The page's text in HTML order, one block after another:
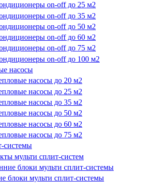
on-off до 25 м2
on-off до 35 м2
on-off до 50 м2
on-off до 60 м2
on-off до 75 м2
on-off до 100 м2
насосы
насосы до 20 м2
насосы до 25 м2
насосы до 35 м2
насосы до 50 м2
насосы до 60 м2
насосы до 75 м2
системы
мульти сплит-систем
блоки мульти сплит-системы
блоки мульти сплит-системы